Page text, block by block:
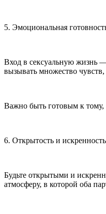
5. Эмоциональная
Вход в сексуальную жизнь —
вызывать множество
Важно быть готовым к
6. Открытость и искренность
Будьте открытыми и
атмосферу, в которой оба